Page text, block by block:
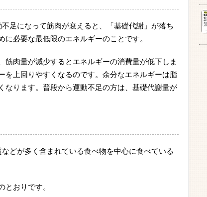
足になって筋肉が衰えると、「基礎代謝」が落ち
必要な最低限のエネルギーのことです。
肉量が減少するとエネルギーの消費量が低下しま
を上回りやすくなるのです。余分なエネルギーは脂
なります。普段から運動不足の方は、基礎代謝量が
どが多く含まれている食べ物を中心に食べている
おりです。